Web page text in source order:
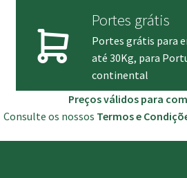
Portes grátis
Portes grátis para
até 30Kg, para
continental
Preços válidos para
Consulte os nossos Termos e